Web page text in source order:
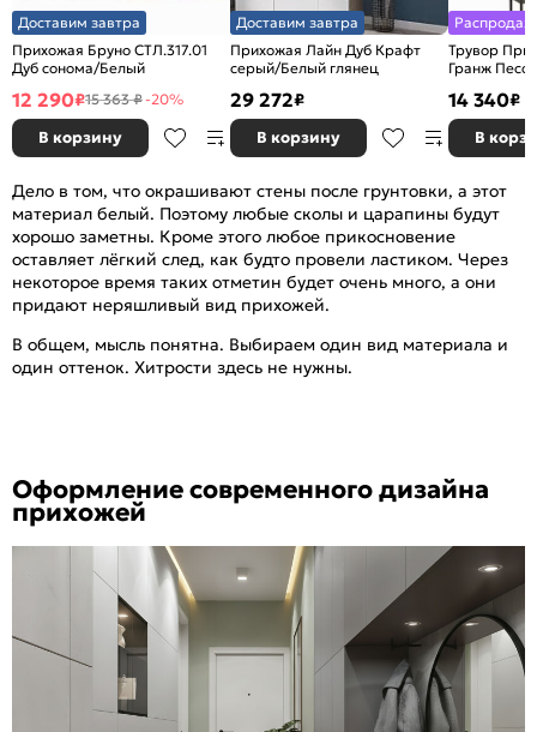
Доставим завтра
Прихожая Бруно СТЛ.317.01
Дуб сонома/Белый
12 290₽15 363 ₽-20%
В корзину
Доставим завтра
Прихожая Лайн Дуб Крафт
серый/Белый глянец
29 272₽
В корзину
Трувор
Гранж
14 340₽
В
Дело в том, что окрашивают стены после грунтовки, а этот
материал белый. Поэтому любые сколы и царапины будут
хорошо заметны. Кроме этого любое прикосновение
оставляет лёгкий след, как будто провели ластиком. Через
некоторое время таких отметин будет очень много, а они
придают неряшливый вид прихожей.
В общем, мысль понятна. Выбираем один вид материала и
один оттенок. Хитрости здесь не нужны.
Оформление современного дизайна
прихожей